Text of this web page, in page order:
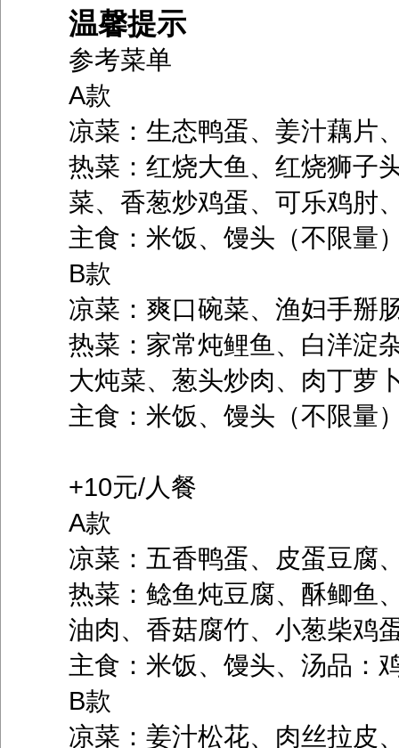
温馨提示
参考菜单
A款
凉菜：生态鸭蛋、姜汁藕片
热菜：红烧大鱼、红烧狮子
菜、香葱炒鸡蛋、可乐鸡肘
主食：米饭、馒头（不限量
B款
凉菜：爽口碗菜、渔妇手掰
热菜：家常炖鲤鱼、白洋淀
大炖菜、葱头炒肉、肉丁萝
主食：米饭、馒头（不限量
+10元/人餐
A款
凉菜：五香鸭蛋、皮蛋豆腐
热菜：鲶鱼炖豆腐、酥鲫鱼
油肉、香菇腐竹、小葱柴鸡
主食：米饭、馒头、汤品：
B款
凉菜：姜汁松花、肉丝拉皮